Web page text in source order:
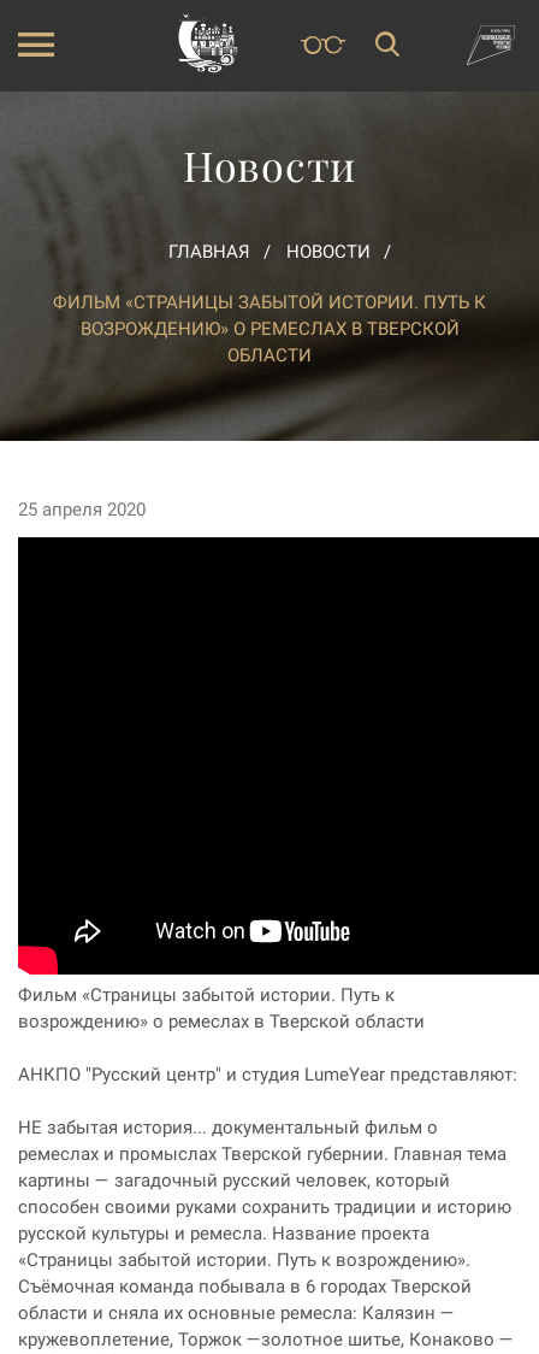
Новости
ГЛАВНАЯ НОВОСТИ
ФИЛЬМ «СТРАНИЦЫ ЗАБЫТОЙ ИСТОРИИ. ПУТЬ К
ВОЗРОЖДЕНИЮ» О РЕМЕСЛАХ В ТВЕРСКОЙ
ОБЛАСТИ
25 апреля 2020
Фильм «Страницы забытой истории. Путь к
возрождению» о ремеслах в Тверской области
АНКПО "Русский центр" и студия LumeYear представляют:
НЕ забытая история... документальный фильм о
ремеслах и промыслах Тверской губернии. Главная тема
картины — загадочный русский человек, который
способен своими руками сохранить традиции и историю
русской культуры и ремесла. Название проекта
«Страницы забытой истории. Путь к возрождению».
Cъёмочная команда побывала в 6 городах Тверской
области и сняла их основные ремесла: Калязин —
кружевоплетение, Торжок —золотное шитье, Конаково —